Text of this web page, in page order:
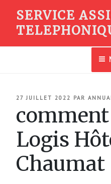
contenu
SERVICE
PUBLIÉ
27 JUILLET 2022 PAR
Logis
Chaumat